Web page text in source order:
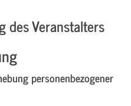
des Veranstalters
personenbezogener